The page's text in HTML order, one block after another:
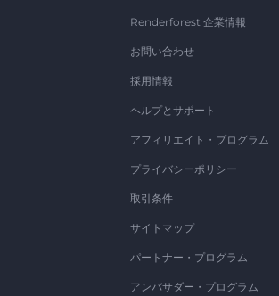
Renderforest 企業情報
お問い合わせ
採用情報
ヘルプとサポート
アフィリエイト・プログラム
プライバシーポリシー
取引条件
サイトマップ
パートナー・プログラム
アンバサダー・プログラム